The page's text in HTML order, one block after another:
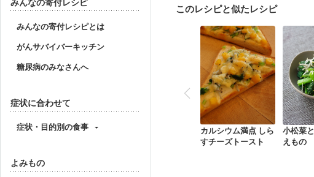
みんなの寄付レシピとは
がんサバイバーキッチン
糖尿病のみなさんへ
症状に合わせて
症状・目的別の食事
よみもの
フレイル（年齢に合わせた体作り）
このレシピと似たレシピ
カルシウム満点 しら
すチーズトースト
小松菜
えもの